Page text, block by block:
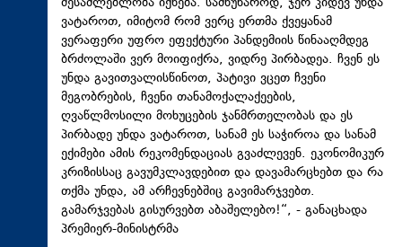
ვატაროთ, იმიტომ რომ ვერც ერთმა ქვეყანამ
ვერაფერი უფრო ეფექტური პანდემიის წინააღმდეგ
ბრძოლაში ვერ მოიფიქრა, ვიდრე პირბადეა. ჩვენ ეს
უნდა გავითვალისწინოთ, პატივი ვცეთ ჩვენი
მეგობრების, ჩვენი თანამოქალაქეების,
ღვაწლმოსილი მოხუცების ჯანმრთელობას და ეს
პირბადე უნდა ვატაროთ, სანამ ეს საჭიროა და სანამ
ექიმები ამის რეკომენდაციას გვაძლევენ. ეკონომიკურ
კრიზისსაც გავუმკლავდებით და დავამარცხებთ და რა
თქმა უნდა, ამ არჩევნებშიც გავიმარჯვებთ.
გამარჯვებას გისურვებთ აბაშელებო!“, - განაცხადა
პრემიერ-მინისტრმა